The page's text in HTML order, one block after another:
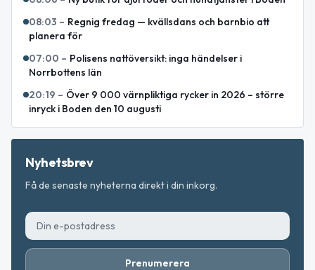
08:03 – Regnig fredag — kvällsdans och barnbio att
planera för
07:00 – Polisens nattöversikt: inga händelser i
Norrbottens län
20:19 – Över 9 000 värnpliktiga rycker in 2026 – större
inryck i Boden den 10 augusti
Nyhetsbrev
Få de senaste nyheterna direkt i din inkorg.
Prenumerera